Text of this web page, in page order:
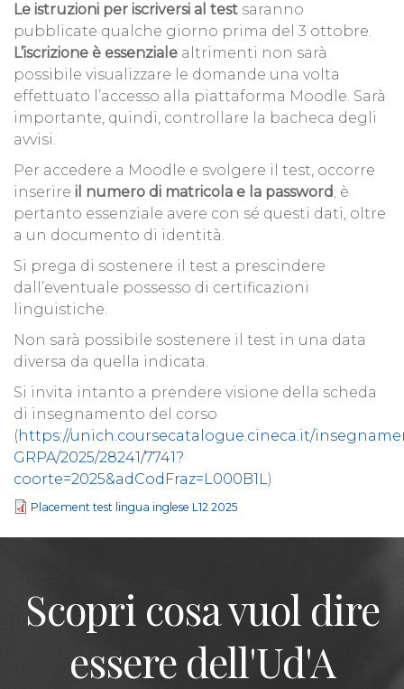
Le istruzioni per iscriversi al test saranno
pubblicate qualche giorno prima del 3 ottobre.
L’iscrizione è essenziale altrimenti non sarà
possibile visualizzare le domande una volta
effettuato l’accesso alla piattaforma Moodle. Sarà
importante, quindi, controllare la bacheca degli
avvisi.
Per accedere a Moodle e svolgere il test, occorre
inserire il numero di matricola e la password; è
pertanto essenziale avere con sé questi dati, oltre
a un documento di identità.
Si prega di sostenere il test a prescindere
dall’eventuale possesso di certificazioni
linguistiche.
Non sarà possibile sostenere il test in una data
diversa da quella indicata.
Si invita intanto a prendere visione della scheda
di insegnamento del corso
(https://unich.coursecatalogue.cineca.it/
GRPA/2025/28241/7741?
coorte=2025&adCodFraz=L000B1L)
Placement test lingua inglese L12 2025
Scopri cosa vuol dire
essere dell'Ud'A